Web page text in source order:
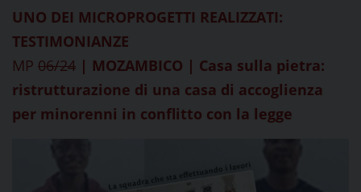
UNO DEI MICROPROGETTI REALIZZATI:
TESTIMONIANZE
MP 06/24 | MOZAMBICO | Casa sulla pietra:
ristrutturazione di una casa di accoglienza
per minorenni in conflitto con la legge